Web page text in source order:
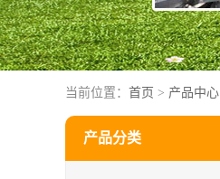
当前位置： 首页 > 产品中心
产品分类